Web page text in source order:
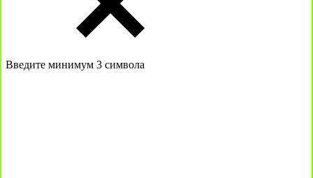
Введите минимум 3 символа